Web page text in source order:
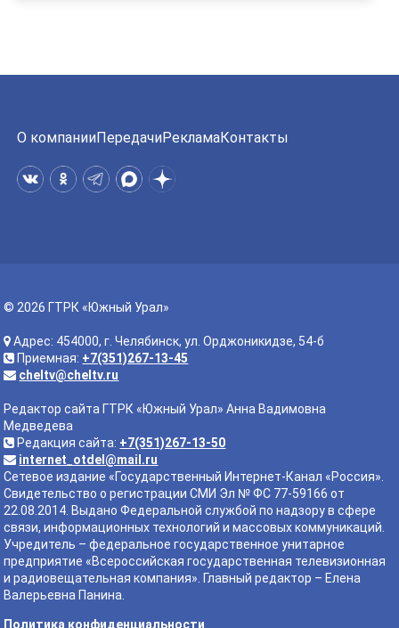
О компанииПередачиРекламаКонтакты
© 2026 ГТРК «Южный Урал»
Адрес: 454000, г. Челябинск, ул. Орджоникидзе, 54-б
Приемная: +7(351)267-13-45
cheltv@cheltv.ru
Редактор сайта ГТРК «Южный Урал» Анна Вадимовна
Медведева
Редакция сайта: +7(351)267-13-50
internet_otdel@mail.ru
Сетевое издание «Государственный Интернет-Канал «Россия».
Свидетельство о регистрации СМИ Эл № ФС 77-59166 от
22.08.2014. Выдано Федеральной службой по надзору в сфере
связи, информационных технологий и массовых коммуникаций.
Учредитель – федеральное государственное унитарное
предприятие «Всероссийская государственная телевизионная
и радиовещательная компания». Главный редактор – Елена
Валерьевна Панина.
Политика конфиденциальности